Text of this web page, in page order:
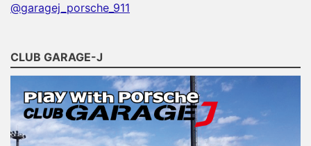
@garagej_porsche_911
CLUB GARAGE-J